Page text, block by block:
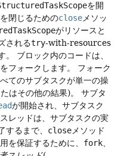
を開
閉じるためのclose メソッ
がリソースと
されるtry-with-resources
ブロック内のコードは、
フォークします。
フォーク
てのサブタスクが単一の操
はその他の結果)。
サブタ
が開始され、サブタスク
レッドは、サブタスクの実
るまで、 close メソッド
を保証するために、 fork